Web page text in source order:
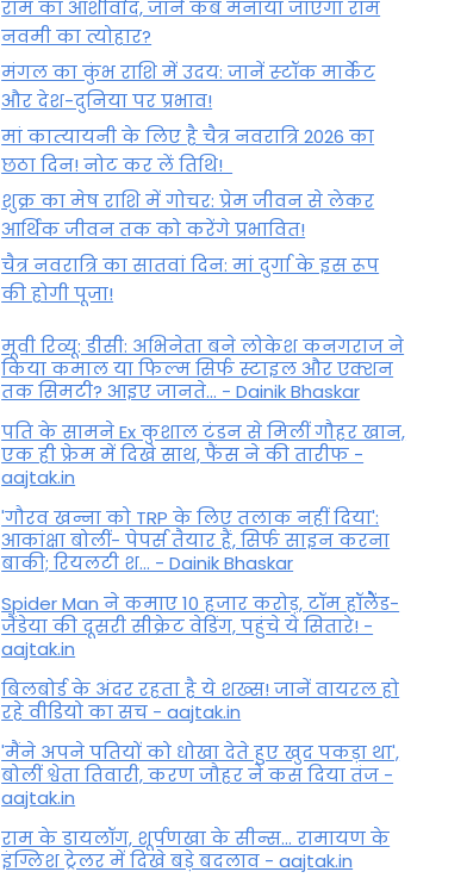
राम का आशीर्वाद, जानें कब मनाया जाएगा राम
नवमी का त्योहार?
मंगल का कुंभ राशि में उदय: जानें स्‍टॉक मार्केट
और देश-दुनिया पर प्रभाव!
मां कात्‍यायनी के लिए है चैत्र नवरात्रि 2026 का
छठा दिन! नोट कर लें तिथि!
शुक्र का मेष राशि में गोचर: प्रेम जीवन से लेकर
आर्थिक जीवन तक को करेंगे प्रभावित!
चैत्र नवरात्रि का सातवां दिन: मां दुर्गा के इस रूप
की होगी पूजा!
मूवी रिव्यू: डीसी: अभिनेता बने लोकेश कनगराज ने
किया कमाल या फिल्म सिर्फ स्टाइल और एक्शन
तक सिमटी? आइए जानते... - Dainik Bhaskar
पति के सामने Ex कुशाल टंडन से मिलीं गौहर खान,
एक ही फ्रेम में दिखे साथ, फैंस ने की तारीफ -
aajtak.in
'गौरव खन्ना को TRP के लिए तलाक नहीं दिया':
आकांक्षा बोलीं- पेपर्स तैयार हैं, सिर्फ साइन करना
बाकी; रियलटी श... - Dainik Bhaskar
Spider Man ने कमाए 10 हजार करोड़, टॉम हॉलैेंड-
जैंडेया की दूसरी सीक्रेट वेडिंग, पहुंचे ये सितारे! -
aajtak.in
बिलबोर्ड के अंदर रहता है ये शख्स! जानें वायरल हो
रहे वीडियो का सच - aajtak.in
'मैंने अपने पतियों को धोखा देते हुए खुद पकड़ा था',
बोलीं श्वेता तिवारी, करण जौहर ने कस दिया तंज -
aajtak.in
राम के डायलॉग, शूर्पणखा के सीन्स... रामायण के
इंग्लिश ट्रेलर में दिखे बड़े बदलाव - aajtak.in